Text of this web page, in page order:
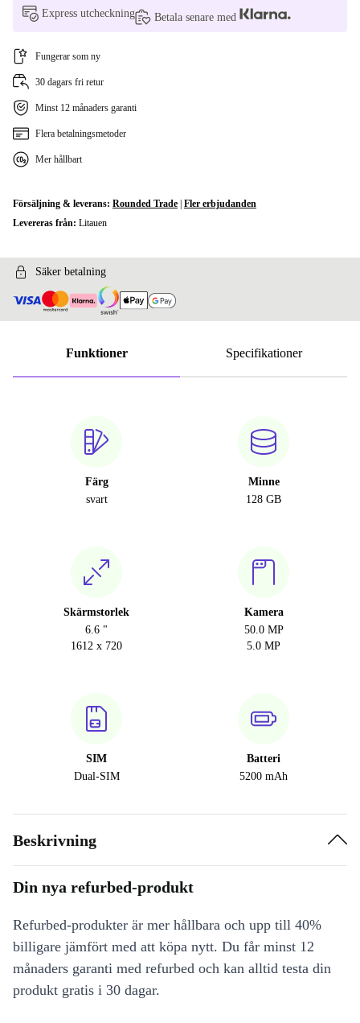
Express utcheckning
Betala senare med
Fungerar som ny
30 dagars fri retur
Minst 12 månaders garanti
Flera betalningsmetoder
Mer hållbart
Försäljning & leverans: Rounded Trade Fler erbjudanden
Levereras från: Litauen
Säker betalning
Funktioner Specifikationer
Färg
svart
Minne
128 GB
Skärmstorlek
6.6 "
1612 x 720
Kamera
50.0 MP
5.0 MP
SIM
Dual-SIM
Batteri
5200 mAh
Beskrivning
Din nya refurbed-produkt
Refurbed-produkter är mer hållbara och upp till 40%
billigare jämfört med att köpa nytt. Du får minst 12
månaders garanti med refurbed och kan alltid testa din
produkt gratis i 30 dagar.